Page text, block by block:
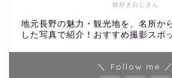
旅好きおじさん
地元長野の魅力・観光地を、名所か
した写真で紹介！おすすめ撮影スポ
＼ Follow me ／